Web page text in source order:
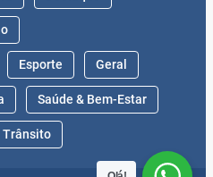
Esporte Geral
Saúde & Bem-Estar
Trânsito